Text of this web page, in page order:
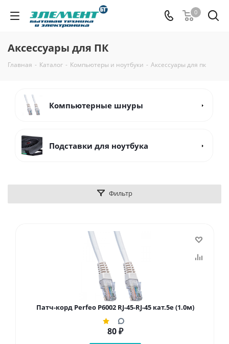
0
Аксессуары для ПК
Главная - Каталог - Компьютеры и ноутбуки - Аксессуары для пк
Компьютерные шнуры
Подставки для ноутбука
Фильтр
Патч-корд Perfeo P6002 RJ-45-RJ-45 кат.5e (1.0м)
80₽